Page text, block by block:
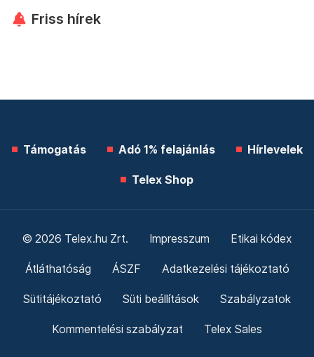
Friss hírek
Támogatás Adó 1% felajánlás Hírlevelek
Telex Shop
© 2026 Telex.hu Zrt. Impresszum Etikai kódex
Átláthatóság ÁSZF Adatkezelési tájékoztató
Sütitájékoztató Süti beállítások Szabályzatok
Kommentelési szabályzat Telex Sales